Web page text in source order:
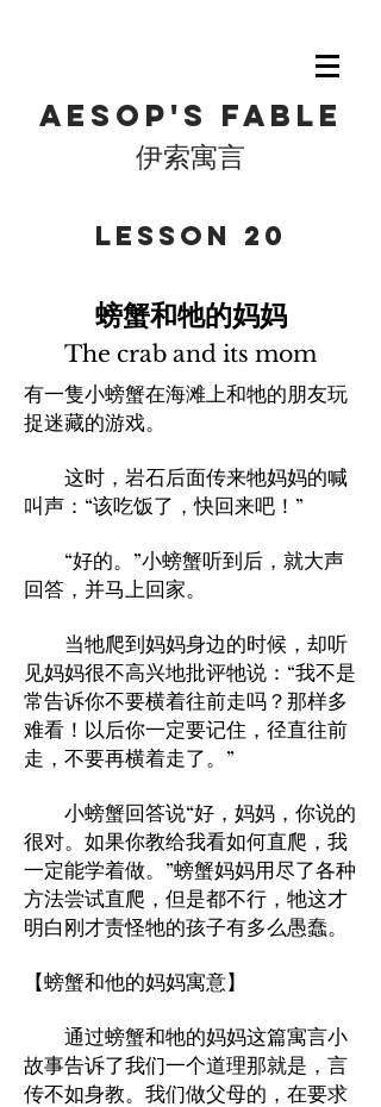
Aesop's fable
伊索寓言
​Lesson 20
螃蟹和牠的妈妈
The crab and its mom
有一隻小螃蟹在海滩上和牠的朋友玩
捉迷藏的游戏。
这时，岩石后面传来牠妈妈的喊
叫声：“该吃饭了，快回来吧！”
“好的。”小螃蟹听到后，就大声
回答，并马上回家。
当牠爬到妈妈身边的时候，却听
见妈妈很不高兴地批评牠说：“我不是
常告诉你不要横着往前走吗？那样多
难看！以后你一定要记住，径直往前
走，不要再横着走了。”
小螃蟹回答说“好，妈妈，你说的
很对。如果你教给我看如何直爬，我
一定能学着做。”螃蟹妈妈用尽了各种
方法尝试直爬，但是都不行，牠这才
明白刚才责怪牠的孩子有多么愚蠢。
【螃蟹和他的妈妈寓意】
通过螃蟹和牠的妈妈这篇寓言小
故事告诉了我们一个道理那就是，言
传不如身教。我们做父母的，在要求